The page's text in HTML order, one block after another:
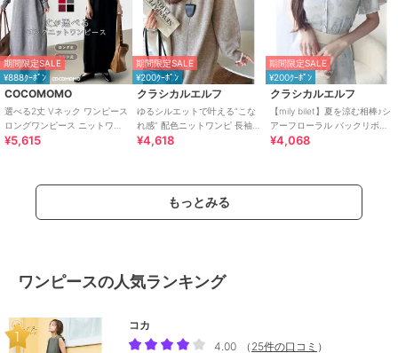
期間限定SALE
¥888ｸｰﾎﾟﾝ
COCOMOMO
選べる2丈 Vネック ワンピース
ロングワンピース ニットワン
ピース 長袖 ロング丈 マキシ丈
¥5,615
期間限定SALE
¥200ｸｰﾎﾟﾝ
クラシカルエルフ
ゆるシルエットで叶える“こな
れ感” 配色ニットワンピ 長袖
ロング
¥4,618
期間限定SALE
¥200ｸｰﾎﾟﾝ
クラシカルエルフ
【mily bilet】夏を涼む相棒♪シ
アーフローラル バックリボン
ワンピ (長袖) (ロング)
¥4,068
もっとみる
ワンピースの人気ランキング
コカ
4.00
（ 25件の口コミ ）